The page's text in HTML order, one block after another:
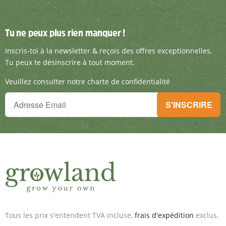
Tu ne peux plus rien manquer !
Inscris-toi à la newsletter & reçois des offres
Tu ne peux plus rien manquer !
Inscris-toi à la newsletter & reçois des offres exceptionnelles.
Tu peux te désinscrire à tout moment.
Veuillez consulter notre charte de confidentialité
Tu ne peux plus rien manquer !
Inscris-toi à la newsletter & reçois des offres exceptionnelles.
S'INSCRIRE
Tous les prix s'entendent TVA incluse, frais d'expédition exclus.